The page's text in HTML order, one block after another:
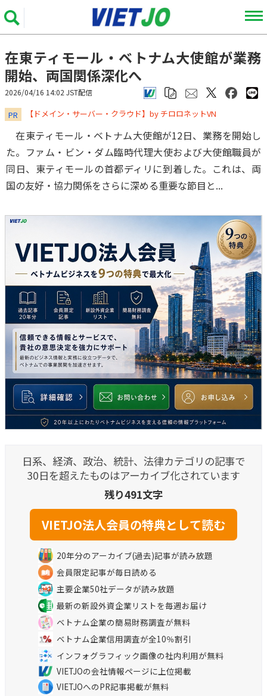
在東ティモール・ベトナム大使館が業務
開始、両国関係深化へ
2026/04/16 14:02 JST配信
PR ​​​​​​​【ドメイン・サーバー・クラウド】by チロロネットVN
在東ティモール・ベトナム大使館が12日、業務を開始し
た。ファム・ビン・ダム臨時代理大使および大使館職員が
同日、東ティモールの首都ディリに到着した。これは、両
国の友好・協力関係をさらに深める重要な節目と...
日系、経済、政治、統計、法律カテゴリの記事で
30日を超えたものはアーカイブ化されています
残り491文字
20年分のアーカイブ(過去)記事が読み放題
会員限定記事が毎日読める
主要企業50社データが読み放題
最新の新設外資企業リストを毎週お届け
ベトナム企業の簡易財務調査が無料
ベトナム企業信用調査が全10％割引
インフォグラフィック画像の社内利用が無料
VIETJOの会社情報ページに上位掲載
VIETJOへのPR記事掲載が無料